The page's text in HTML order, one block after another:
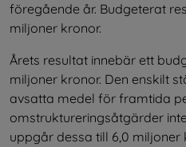
föregående år. Budgeterat
miljoner kronor.
Årets resultat innebär ett
miljoner kronor. Den enskilt
avsatta medel för framtida
omstruktureringsåtgärder
uppgår dessa till 6,0 miljoner